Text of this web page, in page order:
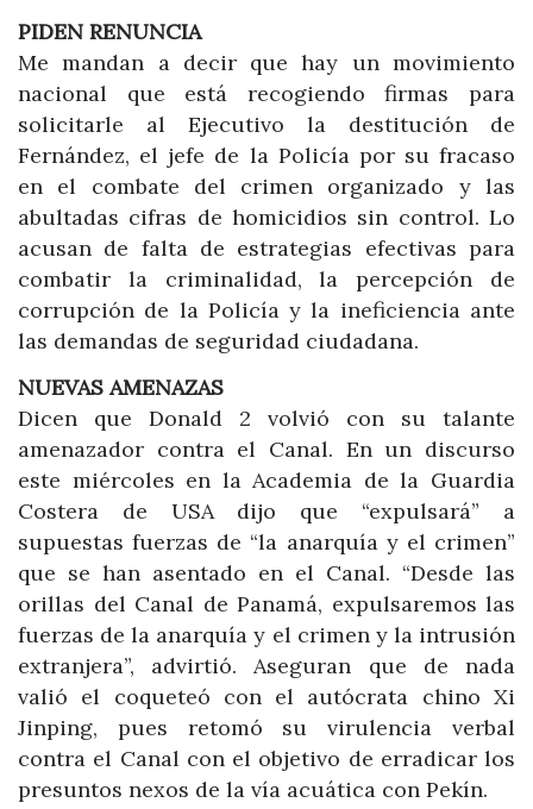
PIDEN RENUNCIA
Me mandan a decir que hay un movimiento
nacional que está recogiendo firmas para
solicitarle al Ejecutivo la destitución de
Fernández, el jefe de la Policía por su fracaso
en el combate del crimen organizado y las
abultadas cifras de homicidios sin control. Lo
acusan de falta de estrategias efectivas para
combatir la criminalidad, la percepción de
corrupción de la Policía y la ineficiencia ante
las demandas de seguridad ciudadana.
NUEVAS AMENAZAS
Dicen que Donald 2 volvió con su talante
amenazador contra el Canal. En un discurso
este miércoles en la Academia de la Guardia
Costera de USA dijo que “expulsará” a
supuestas fuerzas de “la anarquía y el crimen”
que se han asentado en el Canal. “Desde las
orillas del Canal de Panamá, expulsaremos las
fuerzas de la anarquía y el crimen y la intrusión
extranjera”, advirtió. Aseguran que de nada
valió el coqueteó con el autócrata chino Xi
Jinping, pues retomó su virulencia verbal
contra el Canal con el objetivo de erradicar los
presuntos nexos de la vía acuática con Pekín.